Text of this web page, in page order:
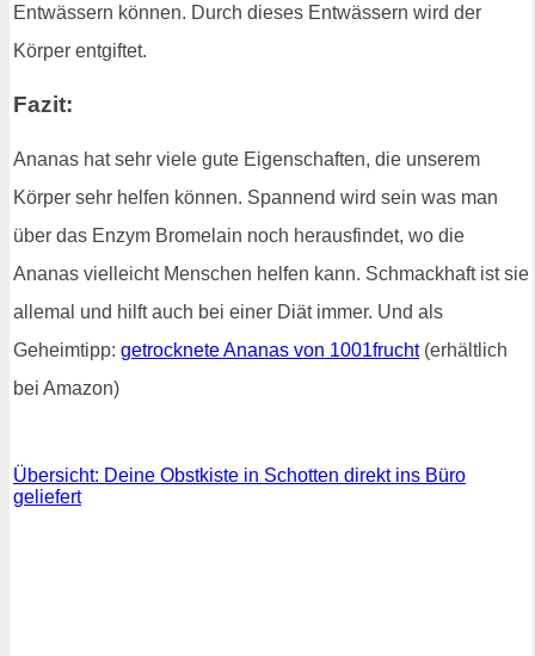
Entwässern können. Durch dieses Entwässern wird der
Körper entgiftet.
Fazit:
Ananas hat sehr viele gute Eigenschaften, die unserem
Körper sehr helfen können. Spannend wird sein was man
über das Enzym Bromelain noch herausfindet, wo die
Ananas vielleicht Menschen helfen kann. Schmackhaft ist sie
allemal und hilft auch bei einer Diät immer. Und als
Geheimtipp: getrocknete Ananas von 1001frucht(erhältlich
bei Amazon)
Übersicht: Deine Obstkiste in Schotten direkt ins Büro
geliefert